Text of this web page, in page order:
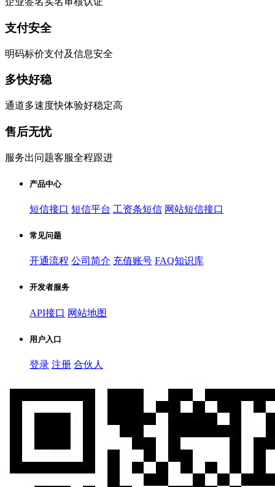
支付安全
明码标价支付及信息安全
多快好稳
通道多速度快体验好稳定高
售后无忧
服务出问题客服全程跟进
产品中心
短信接口 短信平台 工资条短信 网站短信接口
常见问题
开通流程 公司简介 充值账号 FAQ知识库
开发者服务
API接口 网站地图
用户入口
登录 注册 合伙人